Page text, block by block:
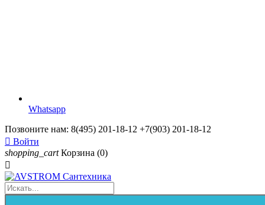
Whatsapp
Позвоните нам: 8(495) 201-18-12 +7(903) 201-18-12
 Войти
shopping_cart Корзина (0)
